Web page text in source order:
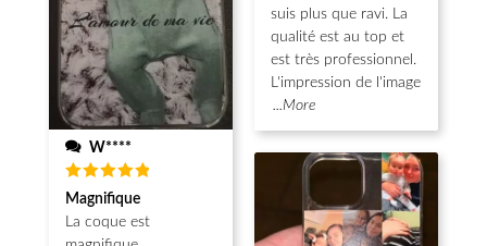
W****
Note5
sur 5
Magnifique
La coque est
suis plus que ravi. La
qualité est au top et
est très professionnel.
L'impression de l'image
...More